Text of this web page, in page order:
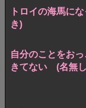
トロイの海馬に
き)
自分のことをお
きてない (名無